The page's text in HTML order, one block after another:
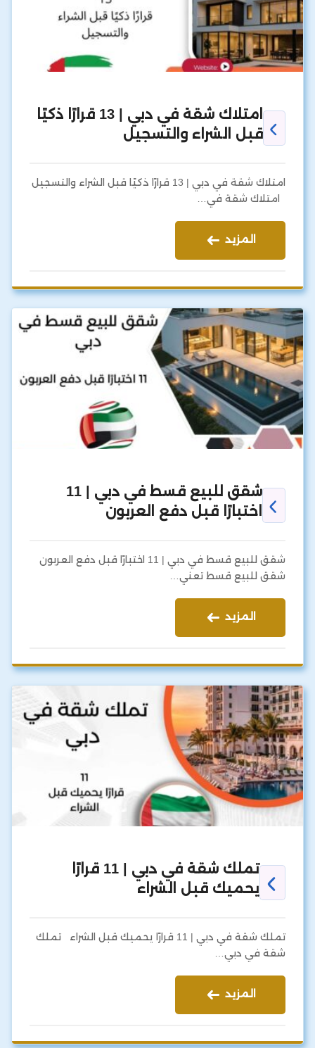
امتلاك شقة في دبي | 13 قرارًا ذكيًا
قبل الشراء والتسجيل
امتلاك شقة في دبي | 13 قرارًا ذكيًا قبل الشراء والتسجيل
امتلاك شقة في…
المزيد
شقق للبيع قسط في دبي | 11
اختبارًا قبل دفع العربون
شقق للبيع قسط في دبي | 11 اختبارًا قبل دفع العربون
شقق للبيع قسط تعني…
المزيد
تملك شقة في دبي | 11 قرارًا
يحميك قبل الشراء
تملك شقة في دبي | 11 قرارًا يحميك قبل الشراء تملك
شقة في دبي…
المزيد